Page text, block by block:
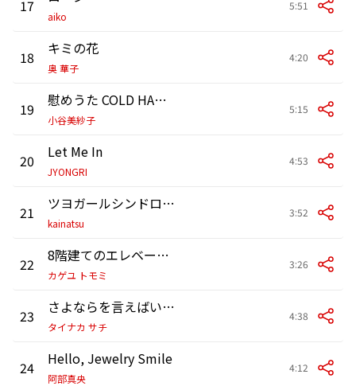
17
aiko
5:51
18 キミの花
奥 華子
4:20
19 慰めうた COLD HANDS
小谷美紗子
5:15
20 Let Me In
JYONGRI
4:53
21 ツヨガールシンドローム
kainatsu
3:52
22 8階建てのエレベーターの中
カゲユ トモミ
3:26
23 さよならを言えばいいのに
タイナカ サチ
4:38
24 Hello, Jewelry Smile
阿部真央
4:12